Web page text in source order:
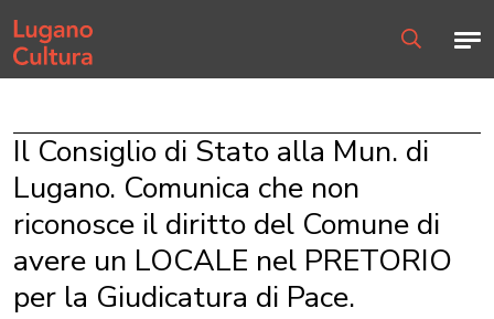
Home page
Il Consiglio di Stato alla Mun. di
Lugano. Comunica che non
riconosce il diritto del Comune di
avere un LOCALE nel PRETORIO
per la Giudicatura di Pace.